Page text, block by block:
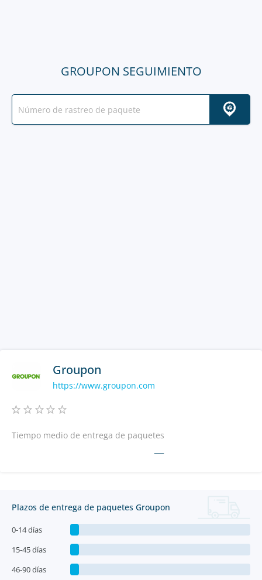
GROUPON SEGUIMIENTO
Groupon
https://www.groupon.com
Tiempo medio de entrega de paquetes
—
Plazos de entrega de paquetes Groupon
0-14 días
15-45 días
46-90 días